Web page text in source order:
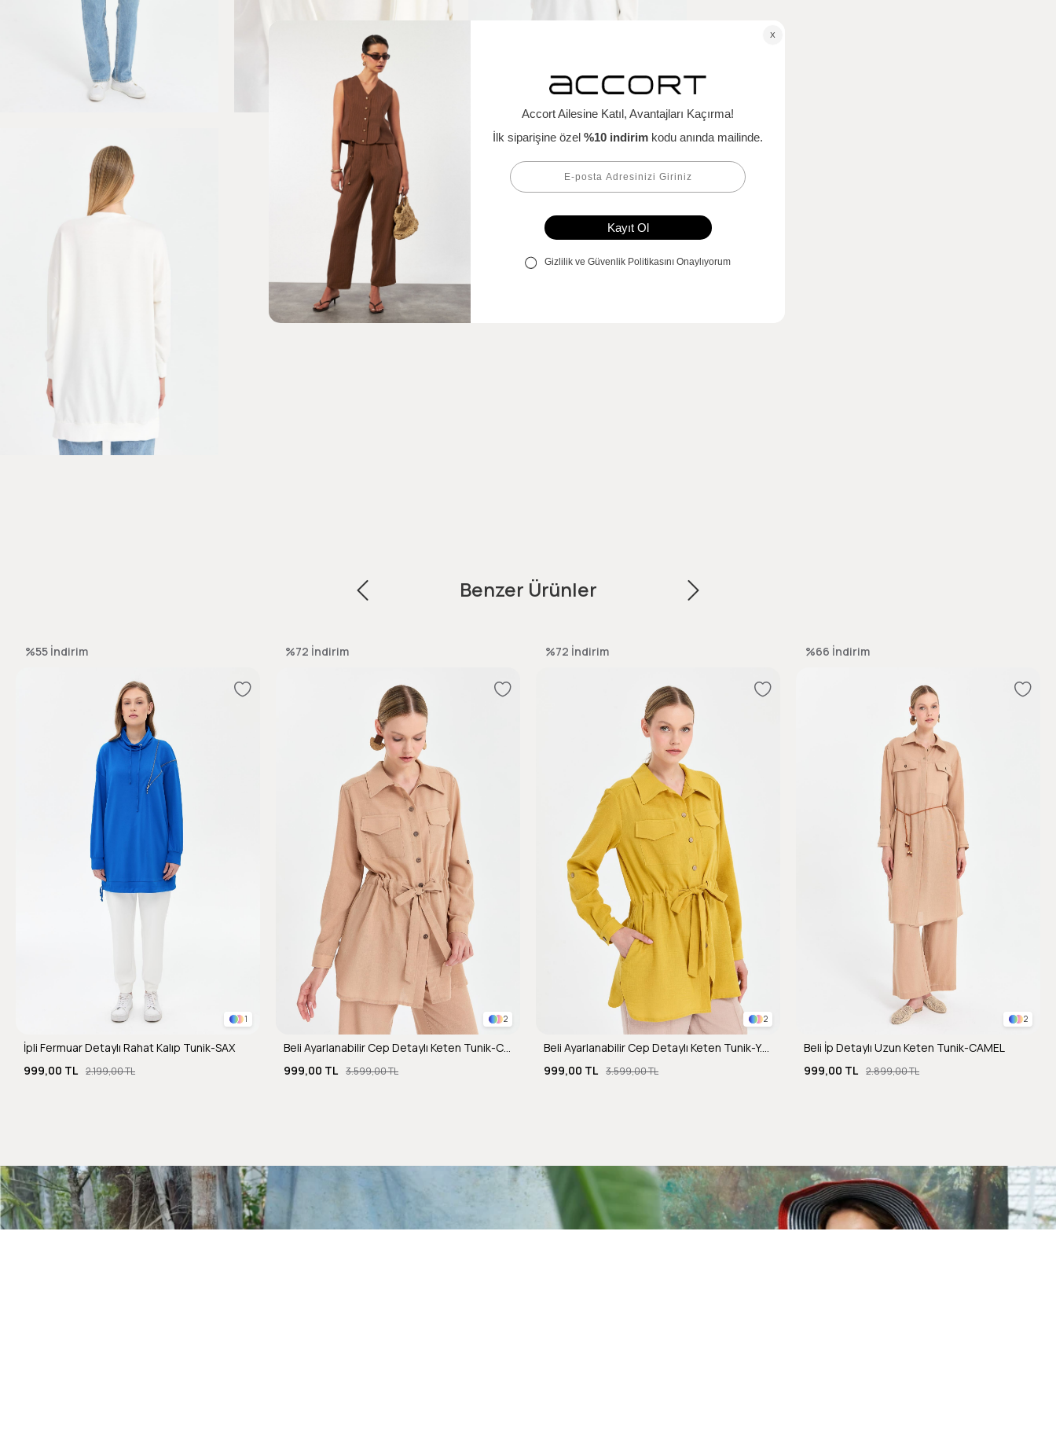
Benzer Ürünler
1
İpli Fermuar Detaylı Rahat Kalıp Tunik-SAX
999,00 TL 2.199,00 TL
%55 İndirim
2
999,00 TL 3.599,00 TL
%72 İndirim
2
999,00 TL 3.599,00 TL
%72 İndirim
2
Beli İp Detaylı Uzun Keten Tunik-CAMEL
999,00 TL 2.899,00 TL
%66 İndirim